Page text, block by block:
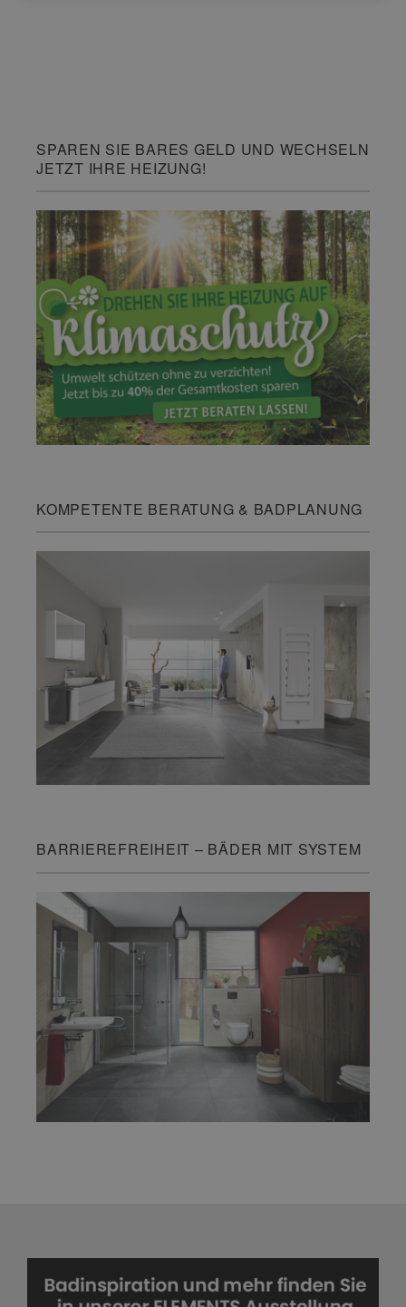
SPAREN SIE BARES GELD UND WECHSELN
JETZT IHRE HEIZUNG!
KOMPETENTE BERATUNG & BADPLANUNG
BARRIEREFREIHEIT – BÄDER MIT SYSTEM